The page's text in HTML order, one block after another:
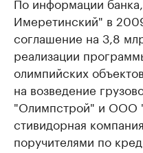
Имеретинский" в
соглашение на 3,8
реализации
олимпийских
на возведение
"Олимпстрой" и ООО
стивидорная
поручителями по